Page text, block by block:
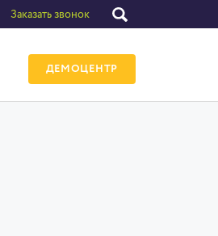
Заказать звонок
ДЕМОЦЕНТР